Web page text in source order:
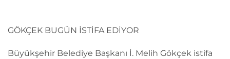
GÖKÇEK BUGÜN İSTİFA EDİYOR
Büyükşehir Belediye Başkanı İ. Melih Gökçek istifa